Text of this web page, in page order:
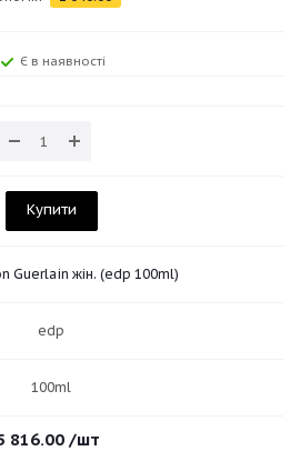
Є в наявності
Купити
Guerlain жін. (edp 100ml)
edp
100ml
816.00 /шт